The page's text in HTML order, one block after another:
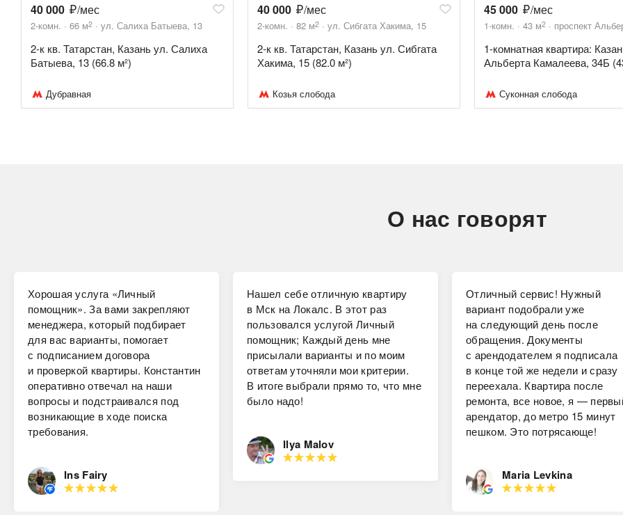
40 000 /мес
2-комн. 66 м2 ул. Салиха Батыева, 13
2-к кв. Татарстан, Казань ул. Салиха
Батыева, 13 (66.8 м²)
Дубравная
40 000 /мес
2-комн. 82 м2 ул. Сибгата Хакима, 15
2-к кв. Татарстан, Казань ул. Сибгата
Хакима, 15 (82.0 м²)
Козья слобода
45 000 /мес
1-комн. 43 м2 проспект
1-комнатная квартира:
Альберта Камалеева, 34Б
Суконная слобода
О нас говорят
Хорошая услуга «Личный
помощник». За вами закрепляют
менеджера, который подбирает
для вас варианты, помогает
с подписанием договора
и проверкой квартиры. Константин
оперативно отвечал на наши
вопросы и подстраивался под
возникающие в ходе поиска
требования.
Ins Fairy
Нашел себе отличную квартиру
в Мск на Локалс. В этот раз
пользовался услугой Личный
помощник; Каждый день мне
присылали варианты и по моим
ответам уточняли мои критерии.
В итоге выбрали прямо то, что мне
было надо!
Ilya Malov
Отличный сервис! Нужный
вариант подобрали уже
на следующий день после
обращения. Документы
с арендодателем я подписала
в конце той же недели и сразу
переехала. Квартира после
ремонта, все новое, я —
арендатор, до метро 15 минут
пешком. Это потрясающе!
Maria Levkina